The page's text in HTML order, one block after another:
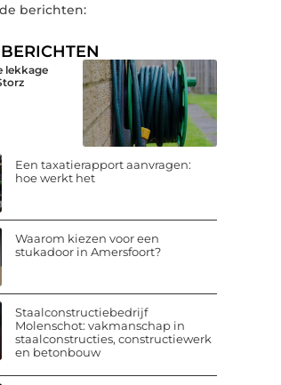
berichten:
lekkage
Een taxatierapport aanvragen:
hoe werkt het
Waarom kiezen voor een
stukadoor in Amersfoort?
Staalconstructiebedrijf
Molenschot: vakmanschap in
staalconstructies, constructiewerk
en betonbouw